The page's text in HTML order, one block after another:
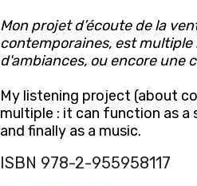
Mon projet d’écoute de la
contemporaines, est multiple
d'ambiances, ou encore une
My listening project (about
multiple : it can function as a
and finally as a music.
ISBN 978-2-955958117